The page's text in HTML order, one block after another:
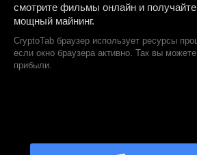
смотрите фильмы онлайн и
мощный майнинг.
CryptoTab браузер использует ресурсы
если окно браузера активно. Так вы
прибыли.